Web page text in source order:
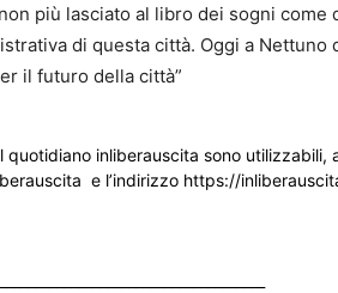
più lasciato al libro dei sogni
di questa città. Oggi a
il futuro della città”
quotidiano inliberauscita sono
e l’indirizzo https://